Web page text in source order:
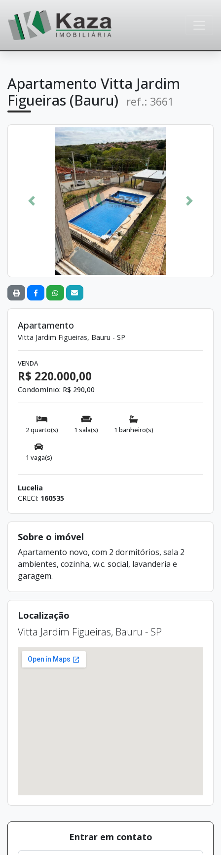
Apartamento Vitta Jardim
Figueiras (Bauru)
ref.: 3661
Anterior Próximo
Apartamento
Vitta Jardim Figueiras, Bauru - SP
VENDA
R$ 220.000,00
Condomínio: R$ 290,00
2 quarto(s) 1 sala(s) 1 banheiro(s)
1 vaga(s)
Lucelia
CRECI: 160535
Sobre o imóvel
Apartamento novo, com 2 dormitórios, sala 2
ambientes, cozinha, w.c. social, lavanderia e
garagem.
Localização
Vitta Jardim Figueiras, Bauru - SP
Entrar em contato